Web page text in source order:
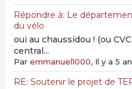
Répondre à: Le
du vélo
oui au chaussidou ! (ou
central...
Paremmanuel1000, Il y a 5
RE: Soutenir le projet de